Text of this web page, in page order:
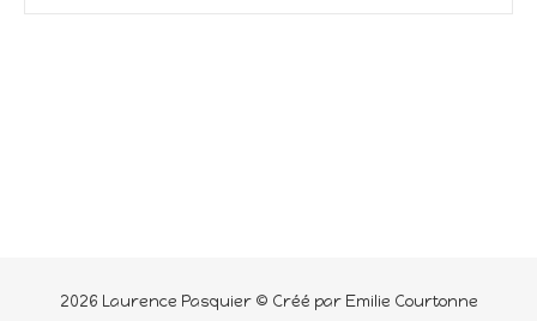
2026 Laurence Pasquier © Créé par Emilie Courtonne